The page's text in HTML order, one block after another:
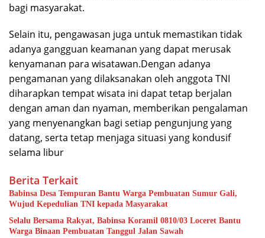
bagi masyarakat.
Selain itu, pengawasan juga untuk memastikan tidak
adanya gangguan keamanan yang dapat merusak
kenyamanan para wisatawan.Dengan adanya
pengamanan yang dilaksanakan oleh anggota TNI
diharapkan tempat wisata ini dapat tetap berjalan
dengan aman dan nyaman, memberikan pengalaman
yang menyenangkan bagi setiap pengunjung yang
datang, serta tetap menjaga situasi yang kondusif
selama libur
Berita Terkait
Babinsa Desa Tempuran Bantu Warga Pembuatan Sumur Gali,
Wujud Kepedulian TNI kepada Masyarakat
Selalu Bersama Rakyat, Babinsa Koramil 0810/03 Loceret Bantu
Warga Binaan Pembuatan Tanggul Jalan Sawah